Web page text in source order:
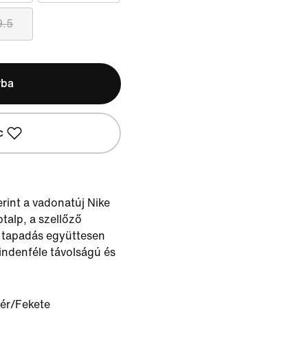
a vadonatúj Nike
a szellőző
együttesen
távolságú és
Fekete